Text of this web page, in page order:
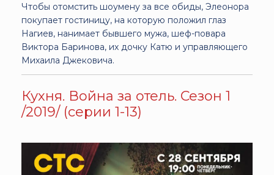
Чтобы отомстить шоумену за все обиды, Элеонора
покупает гостиницу, на которую положил глаз
Нагиев, нанимает бывшего мужа, шеф-повара
Виктора Баринова, их дочку Катю и управляющего
Михаила Джековича.
Кухня. Война за отель. Сезон 1
/2019/ (серии 1-13)